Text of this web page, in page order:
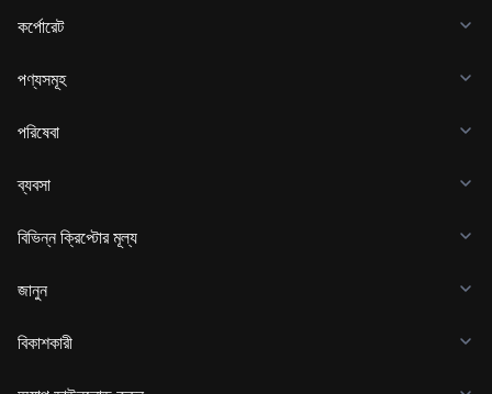
কর্পোরেট
পণ্যসমূহ
পরিষেবা
ব্যবসা
বিভিন্ন ক্রিপ্টোর মূল্য
জানুন
বিকাশকারী